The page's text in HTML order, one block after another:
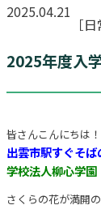
2025.04.21
［日
2025年度入
皆さんこんにちは！
出雲市駅すぐそば
学校法人柳心学
さくらの花が満開